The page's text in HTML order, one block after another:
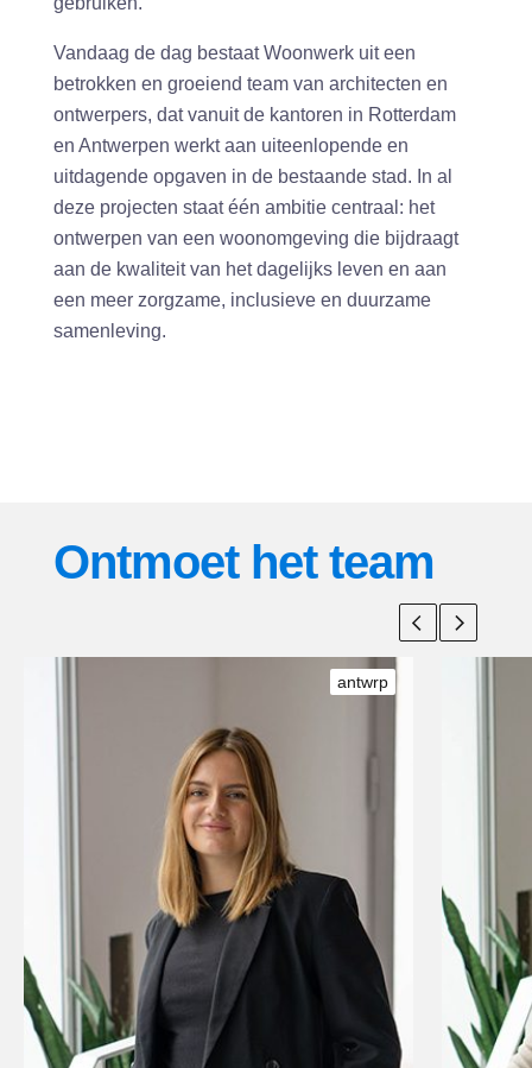
Vandaag de dag bestaat Woonwerk uit een
betrokken en groeiend team van architecten en
ontwerpers, dat vanuit de kantoren in Rotterdam
en Antwerpen werkt aan uiteenlopende en
uitdagende opgaven in de bestaande stad. In al
deze projecten staat één ambitie centraal: het
ontwerpen van een woonomgeving die bijdraagt
aan de kwaliteit van het dagelijks leven en aan
een meer zorgzame, inclusieve en duurzame
samenleving.
Ontmoet het team